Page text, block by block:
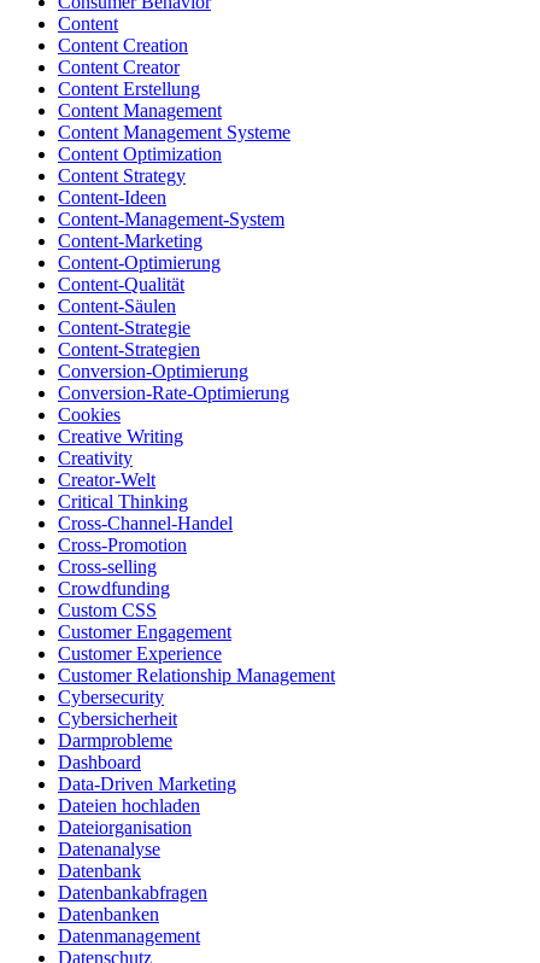
Content
Content Creation
Content Creator
Content Erstellung
Content Management
Content Management Systeme
Content Optimization
Content Strategy
Content-Ideen
Content-Management-System
Content-Marketing
Content-Optimierung
Content-Qualität
Content-Säulen
Content-Strategie
Content-Strategien
Conversion-Optimierung
Conversion-Rate-Optimierung
Cookies
Creative Writing
Creativity
Creator-Welt
Critical Thinking
Cross-Channel-Handel
Cross-Promotion
Cross-selling
Crowdfunding
Custom CSS
Customer Engagement
Customer Experience
Customer Relationship Management
Cybersecurity
Cybersicherheit
Darmprobleme
Dashboard
Data-Driven Marketing
Dateien hochladen
Dateiorganisation
Datenanalyse
Datenbank
Datenbankabfragen
Datenbanken
Datenmanagement
Datenschutz